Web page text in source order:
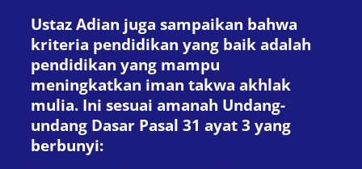
Ustaz Adian juga sampaikan bahwa
kriteria pendidikan yang baik adalah
pendidikan yang mampu
meningkatkan iman takwa akhlak
mulia. Ini sesuai amanah Undang-
undang Dasar Pasal 31 ayat 3 yang
berbunyi: